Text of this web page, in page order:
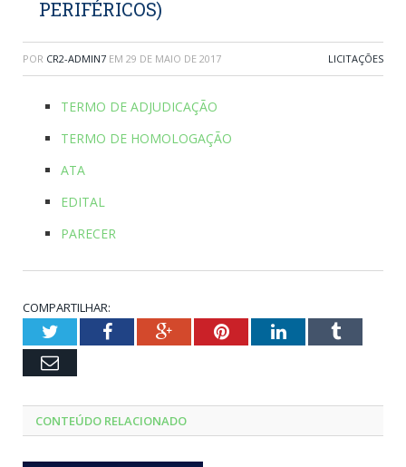
PERIFÉRICOS)
POR CR2-ADMIN7 EM 29 DE MAIO DE 2017 LICITAÇÕES
TERMO DE ADJUDICAÇÃO
TERMO DE HOMOLOGAÇÃO
ATA
EDITAL
PARECER
COMPARTILHAR:
TwitterFacebookGoogle+PinterestLinkedInTumblr
Email
CONTEÚDO RELACIONADO